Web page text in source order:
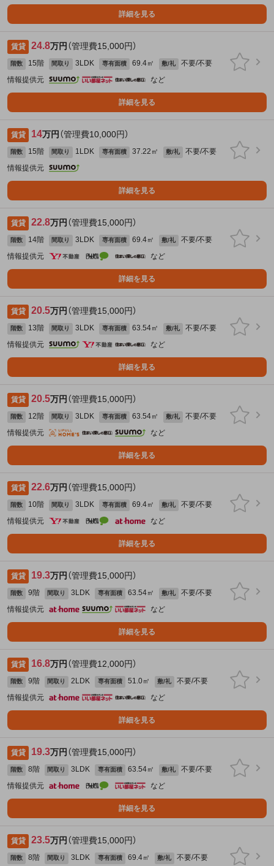
詳細を見る
賃貸 24.8万円 （管理費15,000円）
階数 15階 間取り 3LDK 専有面積 69.4㎡ 敷/礼
不要/不要
情報提供元
など
詳細を見る
賃貸 14万円 （管理費10,000円）
階数 15階 間取り 1LDK 専有面積 37.22㎡ 敷/礼
不要/不要
情報提供元
詳細を見る
賃貸 22.8万円 （管理費15,000円）
階数 14階 間取り 3LDK 専有面積 69.4㎡ 敷/礼
不要/不要
情報提供元
など
詳細を見る
賃貸 20.5万円 （管理費15,000円）
階数 13階 間取り 3LDK 専有面積 63.54㎡ 敷/礼
不要/不要
情報提供元
など
詳細を見る
賃貸 20.5万円 （管理費15,000円）
階数 12階 間取り 3LDK 専有面積 63.54㎡ 敷/礼
不要/不要
情報提供元
など
詳細を見る
賃貸 22.6万円 （管理費15,000円）
階数 10階 間取り 3LDK 専有面積 69.4㎡ 敷/礼
不要/不要
情報提供元
など
詳細を見る
賃貸 19.3万円 （管理費15,000円）
階数 9階 間取り 3LDK 専有面積 63.54㎡ 敷/礼
不要/不要
情報提供元
など
詳細を見る
賃貸 16.8万円 （管理費12,000円）
階数 9階 間取り 2LDK 専有面積 51.0㎡ 敷/礼
不要/不要
情報提供元
など
詳細を見る
賃貸 19.3万円 （管理費15,000円）
階数 8階 間取り 3LDK 専有面積 63.54㎡ 敷/礼
不要/不要
情報提供元
など
詳細を見る
賃貸 23.5万円 （管理費15,000円）
階数 8階 間取り 3LDK 専有面積 69.4㎡ 敷/礼
不要/不要